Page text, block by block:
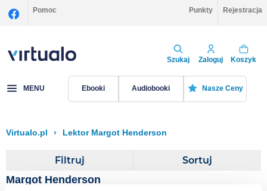
Pomoc Punkty Rejestracja
Szukaj Zaloguj Koszyk
MENU Ebooki Audiobooki Nasze Ceny
Virtualo.pl › Lektor Margot Henderson
Filtruj Sortuj
Margot Henderson